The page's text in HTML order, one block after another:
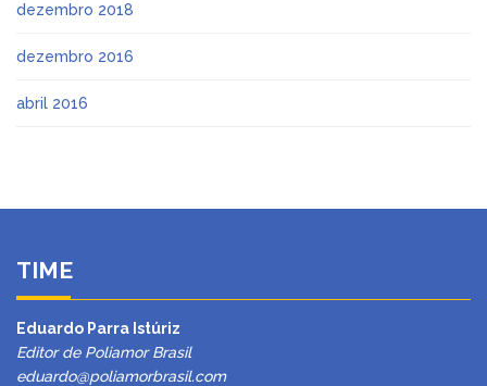
dezembro 2018
dezembro 2016
abril 2016
TIME
Eduardo Parra Istúriz
Editor de Poliamor Brasil
eduardo@poliamorbrasil.com